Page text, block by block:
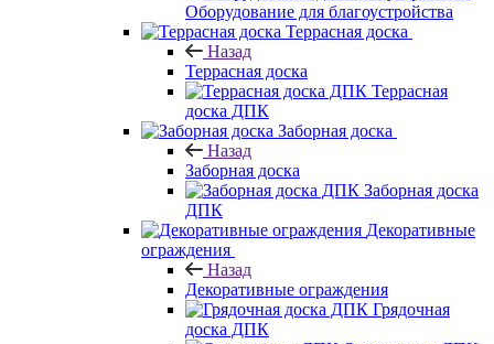
Оборудование для благоустройства
Террасная доска
Назад
Террасная доска
Террасная
доска ДПК
Заборная доска
Назад
Заборная доска
Заборная доска
ДПК
Декоративные
ограждения
Назад
Декоративные ограждения
Грядочная
доска ДПК